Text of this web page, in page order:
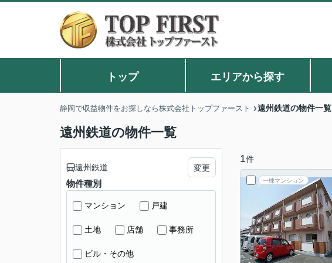
トップ エリアから探す
静岡で収益物件をお探しなら株式会社トップファースト 遠州鉄道の物件一覧
遠州鉄道の物件一覧
1件
一棟マンション
遠州鉄道 変更
物件種別
マンション 戸建
土地 店舗 事務所
ビル・その他